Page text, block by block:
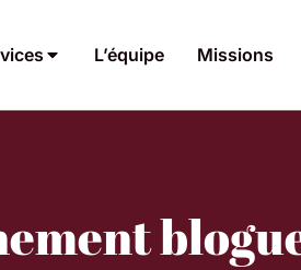
L’équipe Missions